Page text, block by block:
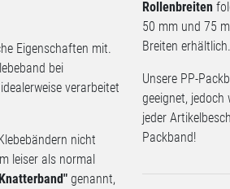
Eigenschaften mit.
bei
verarbeitet
nicht
leiser als normal
genannt,
Rollenbreiten
50 mm und 75
Breiten
Unsere PP-
geeignet, jedoch
jeder
Packband!